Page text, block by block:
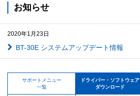
お知らせ
2020年1月23日
BT-30E システムアップデート情報
サポートメニュー
一覧
ドライバー・ソフトウェア
ダウンロード